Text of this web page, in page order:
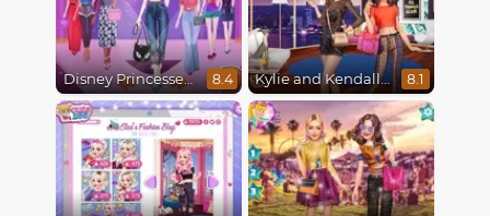
Disney Princesses Runway Show 8.4 Kylie and Kendall Sisters Break Up 8.1